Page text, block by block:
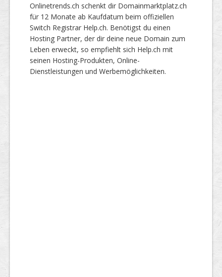
Onlinetrends.ch schenkt dir Domainmarktplatz.ch
für 12 Monate ab Kaufdatum beim offiziellen
Switch Registrar Help.ch. Benötigst du einen
Hosting Partner, der dir deine neue Domain zum
Leben erweckt, so empfiehlt sich Help.ch mit
seinen Hosting-Produkten, Online-
Dienstleistungen und Werbemöglichkeiten.